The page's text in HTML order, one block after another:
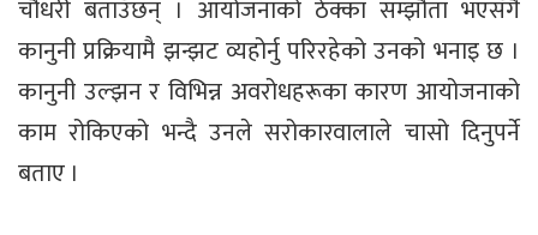
चौधरी बताउँछन् । आयोजनाको ठेक्का सम्झौता भएसँगै
कानुनी प्रक्रियामै झन्झट व्यहोर्नु परिरहेको उनको भनाइ छ ।
कानुनी उल्झन र विभिन्न अवरोधहरूका कारण आयोजनाको
काम रोकिएको भन्दै उनले सरोकारवालाले चासो दिनुपर्ने
बताए ।